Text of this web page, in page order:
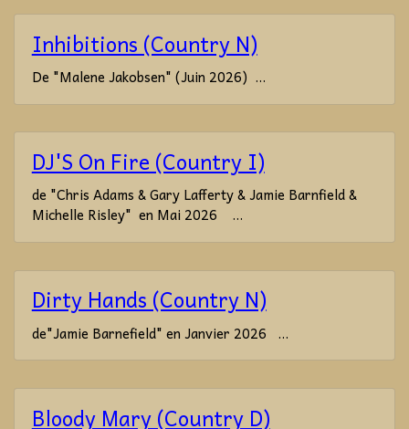
Inhibitions (Country N)
De "Malene Jakobsen" (Juin 2026) ...
DJ'S On Fire (Country I)
de "Chris Adams & Gary Lafferty & Jamie Barnfield &
Michelle Risley" en Mai 2026 ...
Dirty Hands (Country N)
de"Jamie Barnefield" en Janvier 2026 ...
Bloody Mary (Country D)